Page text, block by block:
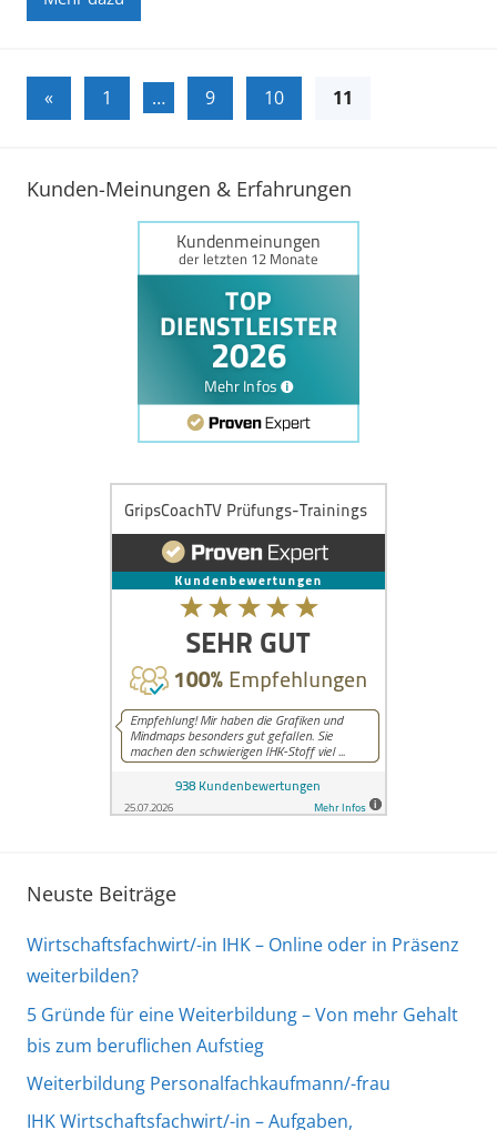
u
d Seitennummerierung
Beiträge
«Vorherige
Beiträge
1 … 9 10 11
Kunden-Meinungen & Erfahrungen
Neuste Beiträge
Wirtschaftsfachwirt/-in IHK – Online oder in Präsenz
weiterbilden?
5 Gründe für eine Weiterbildung – Von mehr Gehalt
bis zum beruflichen Aufstieg
Weiterbildung Personalfachkaufmann/-frau
IHK Wirtschaftsfachwirt/-in – Aufgaben,